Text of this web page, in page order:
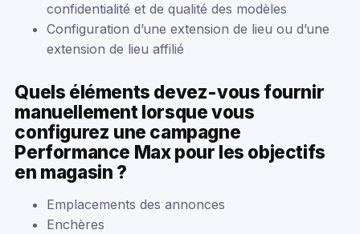
confidentialité et de qualité des modèles
Configuration d’une extension de lieu ou d’une
extension de lieu affilié
Quels éléments devez-vous fournir
manuellement lorsque vous
configurez une campagne
Performance Max pour les objectifs
en magasin ?
Emplacements des annonces
Enchères